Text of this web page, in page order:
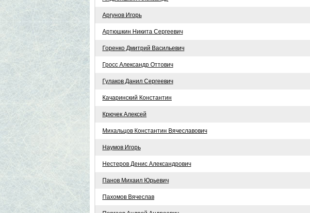
Аргунов Игорь
Артюшкин Никита Сергеевич
Горенко Дмитрий Васильевич
Гросс Александр Оттович
Гулаков Данил Сергеевич
Качаринский Константин
Крючек Алексей
Михальцов Константин Вячеславович
Наумов Игорь
Нестеров Денис Александрович
Панов Михаил Юрьевич
Пахомов Вячеслав